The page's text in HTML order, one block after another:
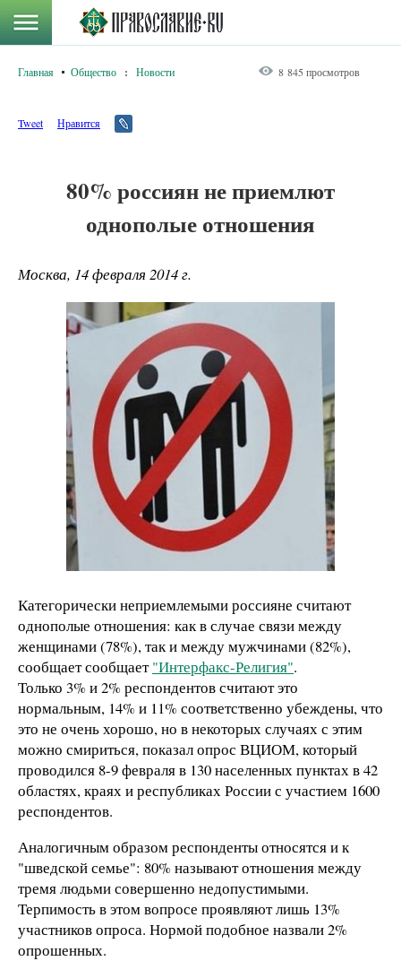
Главная Общество : Новости 8 845 просмотров
Tweet Нравится
80% россиян не приемлют
однополые отношения
Москва, 14 февраля 2014 г.
Категорически неприемлемыми россияне считают
однополые отношения: как в случае связи между
женщинами (78%), так и между мужчинами (82%),
сообщает сообщает "Интерфакс-Религия".
Только 3% и 2% респондентов считают это
нормальным, 14% и 11% соответственно убеждены, что
это не очень хорошо, но в некоторых случаях с этим
можно смириться, показал опрос ВЦИОМ, который
проводился 8-9 февраля в 130 населенных пунктах в 42
областях, краях и республиках России с участием 1600
респондентов.
Аналогичным образом респонденты относятся и к
"шведской семье": 80% называют отношения между
тремя людьми совершенно недопустимыми.
Терпимость в этом вопросе проявляют лишь 13%
участников опроса. Нормой подобное назвали 2%
опрошенных.